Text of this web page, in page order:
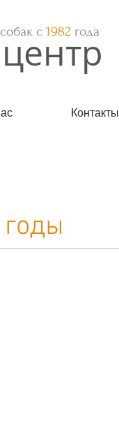
с 1982 года
Контакты